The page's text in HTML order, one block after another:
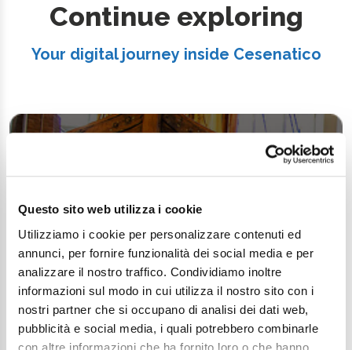
Questo sito web utilizza i cookie
Utilizziamo i cookie per personalizzare contenuti ed
annunci, per fornire funzionalità dei social media e per
analizzare il nostro traffico. Condividiamo inoltre
informazioni sul modo in cui utilizza il nostro sito con i
nostri partner che si occupano di analisi dei dati web,
pubblicità e social media, i quali potrebbero combinarle
con altre informazioni che ha fornito loro o che hanno
Continue exploring
Your digital journey inside Cesenatico